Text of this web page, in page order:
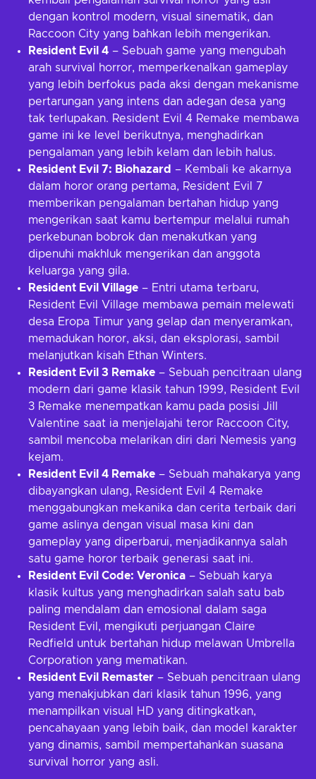
dengan kontrol modern, visual sinematik, dan
Raccoon City yang bahkan lebih mengerikan.
Resident Evil 4 – Sebuah game yang mengubah
arah survival horror, memperkenalkan gameplay
yang lebih berfokus pada aksi dengan mekanisme
pertarungan yang intens dan adegan desa yang
tak terlupakan. Resident Evil 4 Remake membawa
game ini ke level berikutnya, menghadirkan
pengalaman yang lebih kelam dan lebih halus.
Resident Evil 7: Biohazard – Kembali ke akarnya
dalam horor orang pertama, Resident Evil 7
memberikan pengalaman bertahan hidup yang
mengerikan saat kamu bertempur melalui rumah
perkebunan bobrok dan menakutkan yang
dipenuhi makhluk mengerikan dan anggota
keluarga yang gila.
Resident Evil Village – Entri utama terbaru,
Resident Evil Village membawa pemain melewati
desa Eropa Timur yang gelap dan menyeramkan,
memadukan horor, aksi, dan eksplorasi, sambil
melanjutkan kisah Ethan Winters.
Resident Evil 3 Remake – Sebuah pencitraan ulang
modern dari game klasik tahun 1999, Resident Evil
3 Remake menempatkan kamu pada posisi Jill
Valentine saat ia menjelajahi teror Raccoon City,
sambil mencoba melarikan diri dari Nemesis yang
kejam.
Resident Evil 4 Remake – Sebuah mahakarya yang
dibayangkan ulang, Resident Evil 4 Remake
menggabungkan mekanika dan cerita terbaik dari
game aslinya dengan visual masa kini dan
gameplay yang diperbarui, menjadikannya salah
satu game horor terbaik generasi saat ini.
Resident Evil Code: Veronica – Sebuah karya
klasik kultus yang menghadirkan salah satu bab
paling mendalam dan emosional dalam saga
Resident Evil, mengikuti perjuangan Claire
Redfield untuk bertahan hidup melawan Umbrella
Corporation yang mematikan.
Resident Evil Remaster – Sebuah pencitraan ulang
yang menakjubkan dari klasik tahun 1996, yang
menampilkan visual HD yang ditingkatkan,
pencahayaan yang lebih baik, dan model karakter
yang dinamis, sambil mempertahankan suasana
survival horror yang asli.